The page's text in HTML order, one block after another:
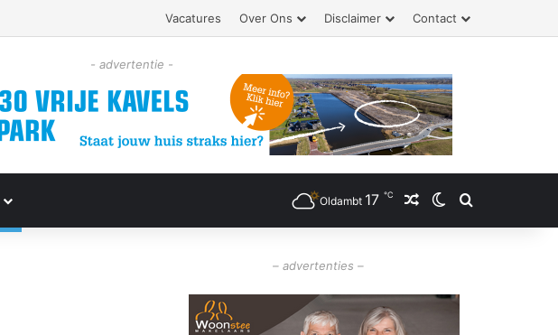
Vacatures Over Ons Disclaimer Contact
- advertentie -
Oldambt 17 ℃ Willekeurig artikel
Switch skin
Zoeken
– advertenties –